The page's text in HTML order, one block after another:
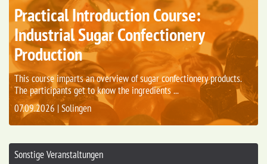
Practical Introduction Course:
Industrial Sugar Confectionery
Production
This course imparts an overview of sugar confectionery products.
The participants get to know the ingredients ...
07.09.2026 | Solingen
Sonstige Veranstaltungen